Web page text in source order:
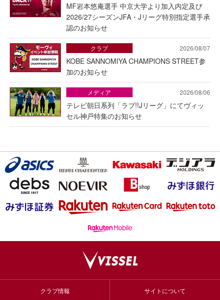
MF岩本悠庵選手 中京大学より加入内定及び
2026/27シーズンJFA・Jリーグ特別指定選手承
認のお知らせ
2026/08/07
KOBE SANNOMIYA CHAMPIONS STREET参
加のお知らせ
クラブ
2026/08/06
テレビ朝日系列「ラブ!!Jリーグ」にてヴィッ
セル神戸特集のお知らせ
メディア
クラブ情報 サイトについて